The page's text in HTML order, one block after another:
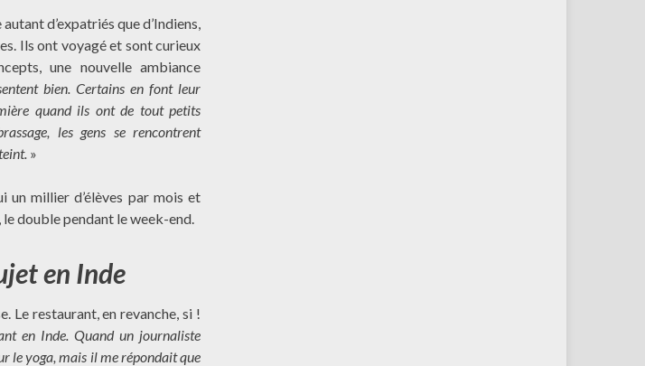
d’expatriés que d’Indiens,
Ils ont voyagé et sont curieux
une nouvelle ambiance
bien. Certains en font leur
quand ils ont de tout petits
les gens se rencontrent
»
un millier d’élèves par mois et
double pendant le week-end.
en Inde
Le restaurant, en revanche, si !
en Inde. Quand un journaliste
le yoga, mais il me répondait que